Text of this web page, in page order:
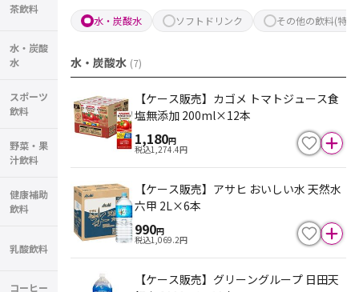
茶飲料
水・炭酸
水
スポーツ
飲料
野菜・果
汁飲料
健康補助
飲料
乳酸飲料
コーヒー
水・炭酸水 ソフトドリンク その他の飲料(特
水・炭酸水 (7)
【ケース販売】カゴメ トマトジュース食
塩無添加 200ml×12本
1,180円
税込1,274.4円
【ケース販売】アサヒ おいしい水 天然水
六甲 2L×6本
990円
税込1,069.2円
【ケース販売】グリーングループ 日田天